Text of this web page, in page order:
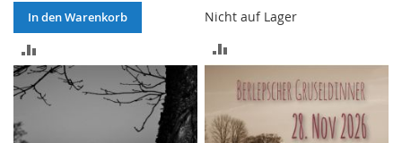
In den Warenkorb
VERGLEICHSLISTE
HINZUFÜGEN
Nicht auf Lager
VERGLEICHSLISTE
HINZUFÜGEN